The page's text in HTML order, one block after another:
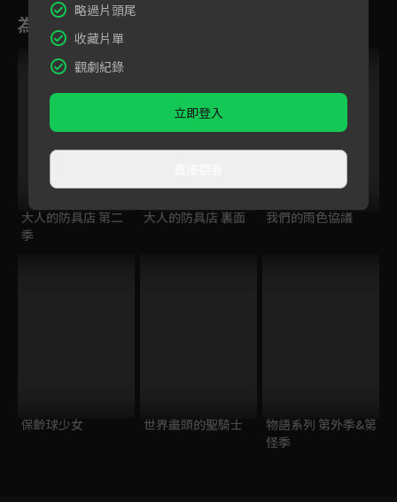
為您推薦
大人的防具店 第二
季
大人的防具店 裏面 我們的雨色協議
保齡球少女 世界盡頭的聖騎士
物語系列 第外季&第
怪季
略過片頭尾
收藏片單
觀劇紀錄
立即登入